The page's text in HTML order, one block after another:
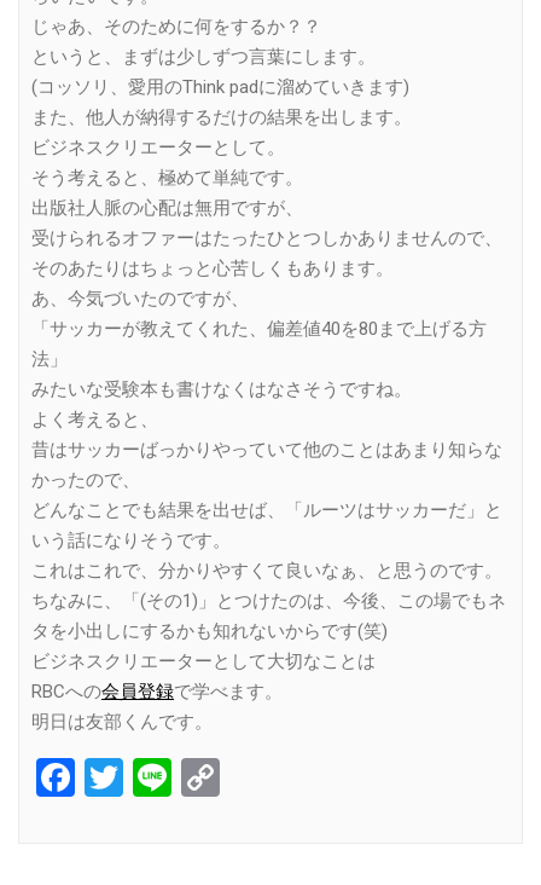
じゃあ、そのために何をするか？？
というと、まずは少しずつ言葉にします。
(コッソリ、愛用のThink padに溜めていきます)
また、他人が納得するだけの結果を出します。
ビジネスクリエーターとして。
そう考えると、極めて単純です。
出版社人脈の心配は無用ですが、
受けられるオファーはたったひとつしかありませんので、
そのあたりはちょっと心苦しくもあります。
あ、今気づいたのですが、
「サッカーが教えてくれた、偏差値40を80まで上げる方
法」
みたいな受験本も書けなくはなさそうですね。
よく考えると、
昔はサッカーばっかりやっていて他のことはあまり知らな
かったので、
どんなことでも結果を出せば、「ルーツはサッカーだ」と
いう話になりそうです。
これはこれで、分かりやすくて良いなぁ、と思うのです。
ちなみに、「(その1)」とつけたのは、今後、この場でもネ
タを小出しにするかも知れないからです(笑)
ビジネスクリエーターとして大切なことは
RBCへの会員登録で学べます。
明日は友部くんです。
Facebook
Twitter
Line